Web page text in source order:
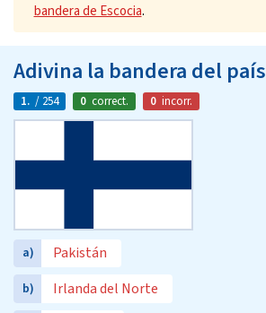
bandera de Escocia.
Adivina la bandera del país
1. / 254 0 correct. 0 incorr.
a) Pakistán
b) Irlanda del Norte